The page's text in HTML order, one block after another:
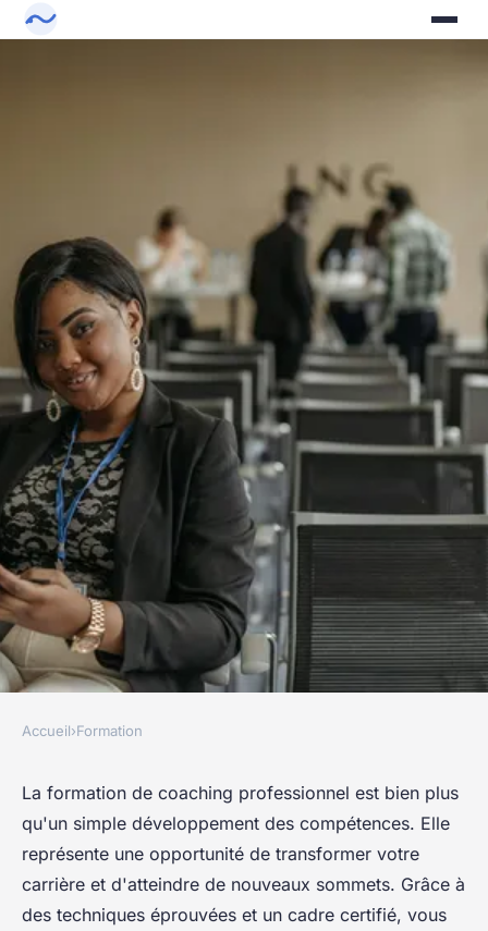
Formation de coaching
professionnel : boostez votre
carrière !
Margaux•1 novembre 2024•4 min de lecture
Accueil›Formation
La formation de coaching professionnel est bien plus
qu'un simple développement des compétences. Elle
représente une opportunité de transformer votre
carrière et d'atteindre de nouveaux sommets. Grâce à
des techniques éprouvées et un cadre certifié, vous